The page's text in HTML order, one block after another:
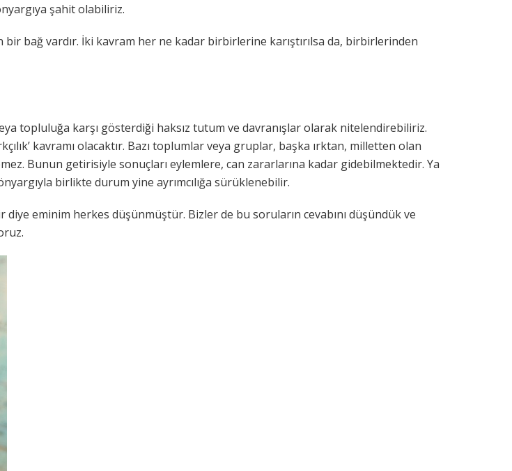
şahit olabiliriz.
bir bağ vardır. İki kavram her ne kadar birbirlerine karıştırılsa da, birbirlerinden
topluluğa karşı gösterdiği haksız tutum ve davranışlar olarak nitelendirebiliriz.
kavramı olacaktır. Bazı toplumlar veya gruplar, başka ırktan, milletten olan
Bunun getirisiyle sonuçları eylemlere, can zararlarına kadar gidebilmektedir. Ya
birlikte durum yine ayrımcılığa sürüklenebilir.
eminim herkes düşünmüştür. Bizler de bu soruların cevabını düşündük ve